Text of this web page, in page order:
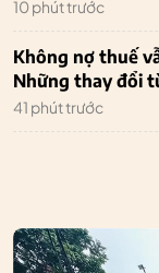
10 phút trước
Không nợ thuế
Những thay đổi
41 phút trước